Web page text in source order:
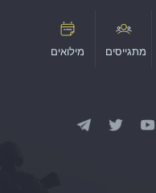
מילואים מתגייסים